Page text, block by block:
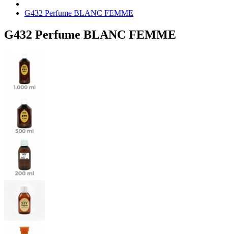
G432 Perfume BLANC FEMME
G432 Perfume BLANC FEMME